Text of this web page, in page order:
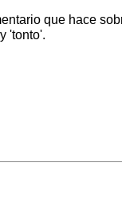
que hace
'tonto'.